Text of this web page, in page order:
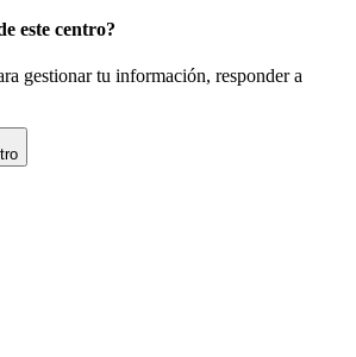
este centro?
gestionar tu información, responder a